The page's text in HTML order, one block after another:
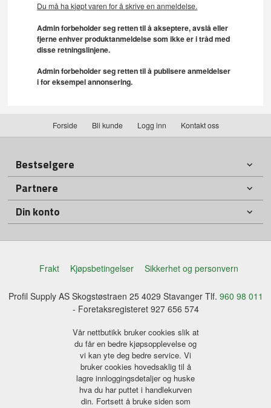
Du må ha kjøpt varen for å skrive en anmeldelse.
Admin forbeholder seg retten til å akseptere, avslå eller
fjerne enhver produktanmeldelse som ikke er i tråd med
disse retningslinjene.
Admin forbeholder seg retten til å publisere anmeldelser
i for eksempel annonsering.
Forside Bli kunde Logg inn Kontakt oss
Bestselgere
Partnere
Din konto
Frakt Kjøpsbetingelser Sikkerhet og personvern
Profil Supply AS Skogstøstraen 25 4029 Stavanger Tlf. 960 98 011
- Foretaksregisteret 927 656 574
Vår nettbutikk bruker cookies slik at
du får en bedre kjøpsopplevelse og
vi kan yte deg bedre service. Vi
bruker cookies hovedsaklig til å
lagre innloggingsdetaljer og huske
hva du har puttet i handlekurven
din. Fortsett å bruke siden som